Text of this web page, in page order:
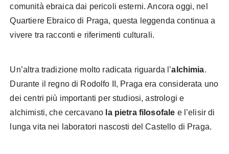
comunità ebraica dai pericoli esterni. Ancora oggi, nel
Quartiere Ebraico di Praga, questa leggenda continua a
vivere tra racconti e riferimenti culturali.
Un’altra tradizione molto radicata riguarda l’alchimia.
Durante il regno di Rodolfo II, Praga era considerata uno
dei centri più importanti per studiosi, astrologi e
alchimisti, che cercavano la pietra filosofale e l’elisir di
lunga vita nei laboratori nascosti del Castello di Praga.